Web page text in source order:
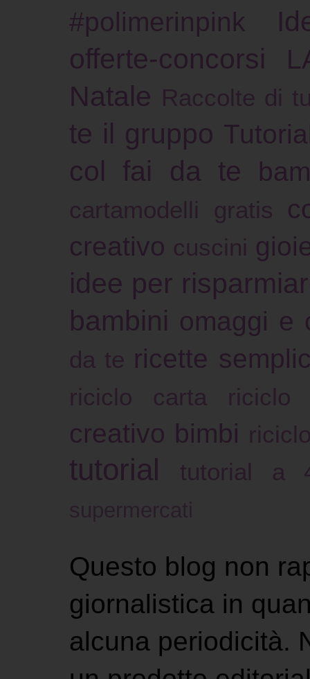
#polimerinpink
offerte-concorsi
Natale Raccolte di
te il gruppo
col fai da te
cartamodelli gratis
creativo cuscini
idee per
bambini omaggi e
da te ricette
riciclo carta riciclo
creativo bimbi
tutorial tutorial a
Questo blog non
giornalistica in
alcuna periodicità.